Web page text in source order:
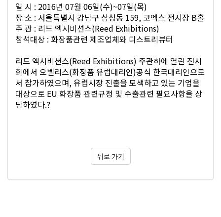
일 시 : 2016년 07월 06일(수)~07일(목)
장 소 : 서울특별시 강남구 삼성동 159, 코엑스 전시장 B홀
주 관 : 리드 엑시비션스(Reed Exhibitions)
참석대상 : 화장품관련 제조업체와 디스트리뷰터
리드 엑시비션스(Reed Exhibitions) 주관하에 열린 전시
회에서 오벨리스(화장품 유럽대리인)공식 한국대리인으로
서 참가하였으며, 유럽시장 진출을 모색하고 있는 기업을
대상으로 EU 화장품 관련규정 및 수출관련 필요사항을 상
담하였다.?
뒤로 가기